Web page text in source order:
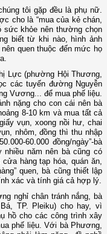
tôi gặp đều là phụ nữ.
cho là “mua của kẻ chán,
sức khỏe nên thường chọn
biết từ khi nào, hình ảnh
quen thuộc đến mức họ
Lực (phường Hội Thương,
các tuyến đường Nguyễn
Vương... để mua phế liệu.
nặng cho con cái nên bà
8-10 km và mua tất cả
vụn, xoong nồi hư, chai
nhôm, đồng thì thu nhập
60.000 đồng/ngày”-bà
năm nên bà cũng có
hàng tạp hóa, quán ăn,
quen, bà cũng thiết lập
xác và tính giá cả hợp lý.
nghỉ chân tránh nắng, bà
TP. Pleiku) cho hay, vì
hồ cho các công trình xây
phế liệu. Với bà Phương,